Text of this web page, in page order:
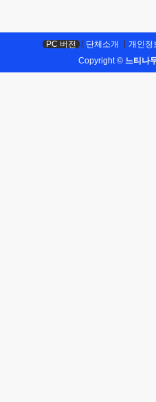
PC 버전 단체소개 개인정
Copyright © 느티나